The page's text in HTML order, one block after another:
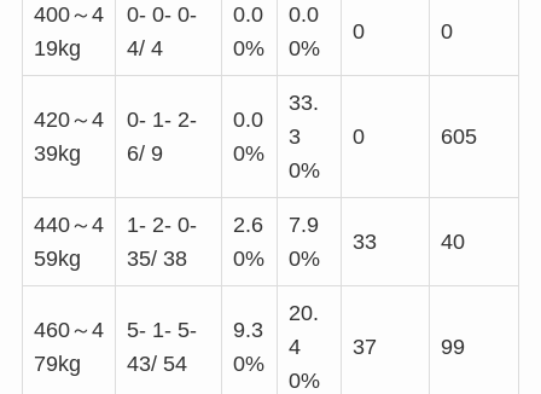
400～4
19kg
0- 0- 0-
4/ 4
0.0
0%
0.0
0%
0 0
420～4
39kg
0- 1- 2-
6/ 9
0.0
0%
33.
3
0%
0 605
440～4
59kg
1- 2- 0-
35/ 38
2.6
0%
7.9
0%
33 40
460～4
79kg
5- 1- 5-
43/ 54
9.3
0%
20.
4
0%
37 99